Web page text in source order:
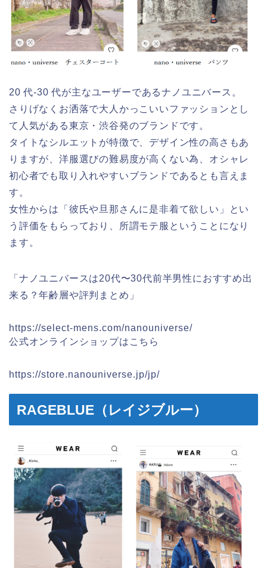
20 代-30 代が主なユーザーであるナノユニバース。
さりげなくお洒落で大人かっこいいファッションとし
て人気がある東京・渋谷発のブランドです。
タイトなシルエットが特徴で、デザイン性の高さもあ
りますが、洋服選びの難易度が高くない為、オシャレ
初心者でも取り入れやすいブランドであるとも言えま
す。
女性からは「彼氏や旦那さんに是非着て欲しい」とい
う評価をもらっており、所謂モテ服ということになり
ます。
「ナノユニバースは20代〜30代前半男性におすすめ出
来る？年齢層や評判まとめ」
https://select-mens.com/nanouniverse/
公式オンラインショップはこちら
https://store.nanouniverse.jp/jp/
RAGEBLUE（レイジブルー）